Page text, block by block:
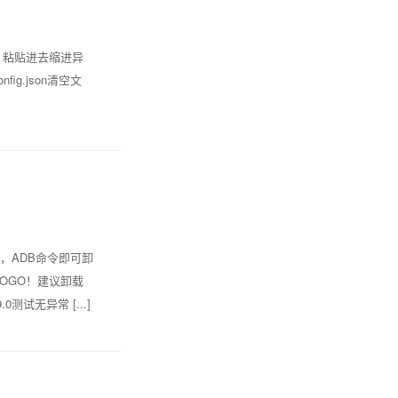
贴进去缩进异
清空文
ADB命令即可卸
！建议卸载
测试无异常 [...]